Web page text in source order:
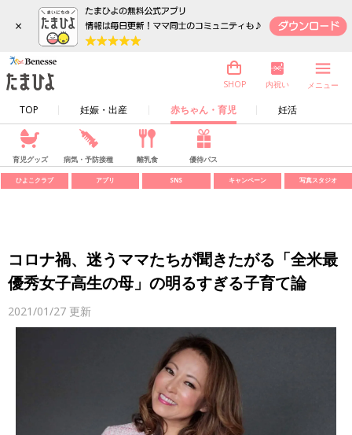
×
TOP 妊娠・出産 赤ちゃん・育児 妊活
SHOP 内祝い メニュー
育児グッズ 病気・予防接種 離乳食 優待パス
ひよこクラブ アプリ SNS キャンペーン 写真スタジオ
コロナ禍、迷うママたちが聞きたがる「全米最
優秀女子高生の母」の明るすぎる子育て論
2021/01/27 更新